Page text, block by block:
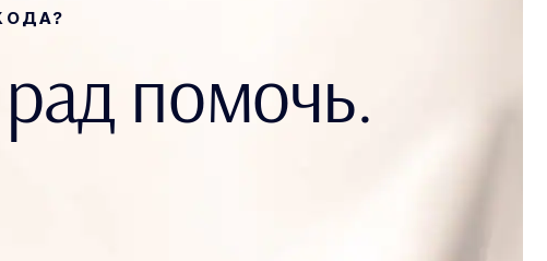
помочь.